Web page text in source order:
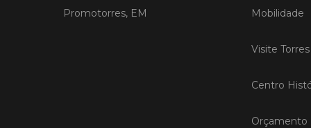
Promotorres, EM Mobilidade
Visite
Centro
Orçamento